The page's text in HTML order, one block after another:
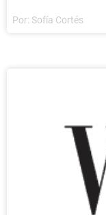
Por: Sofía Cortés